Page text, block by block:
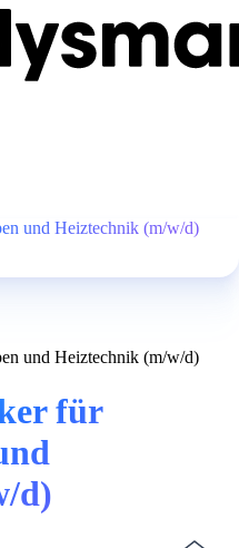
und Heiztechnik (m/w/d)
und Heiztechnik (m/w/d)
für
d)